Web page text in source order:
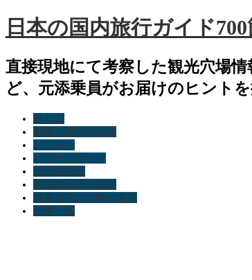
日本の国内旅行ガイド
直接現地にて考察した観光穴場
ど、元添乗員がお届けのヒント
ホーム
動画で観光地紹介
レジャー
パワースポット
北海道観光
東京の日帰り温泉
神奈川県の日帰り温泉
記事一覧